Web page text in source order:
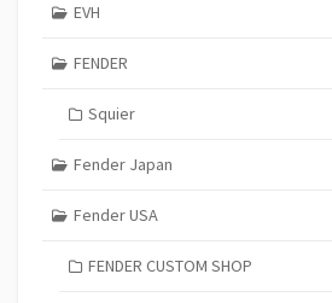
EVH
FENDER
Squier
Fender Japan
Fender USA
FENDER CUSTOM SHOP